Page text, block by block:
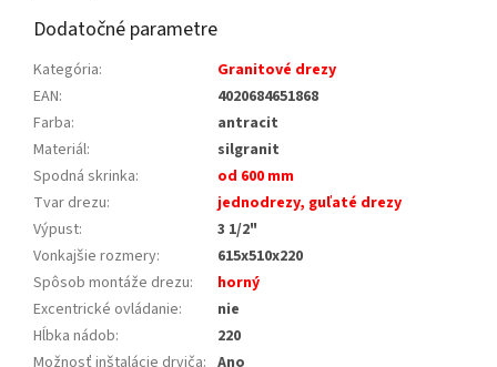
Dodatočné parametre
Kategória:
Granitové drezy
EAN:
4020684651868
Farba:
antracit
Materiál:
silgranit
Spodná skrinka:
od 600 mm
Tvar drezu:
jednodrezy, guľaté drezy
Výpust:
3 1/2"
Vonkajšie rozmery:
615x510x220
Spôsob montáže drezu:
horný
Excentrické ovládanie:
nie
Hĺbka nádob:
220
Možnosť inštalácie drviča: Ano